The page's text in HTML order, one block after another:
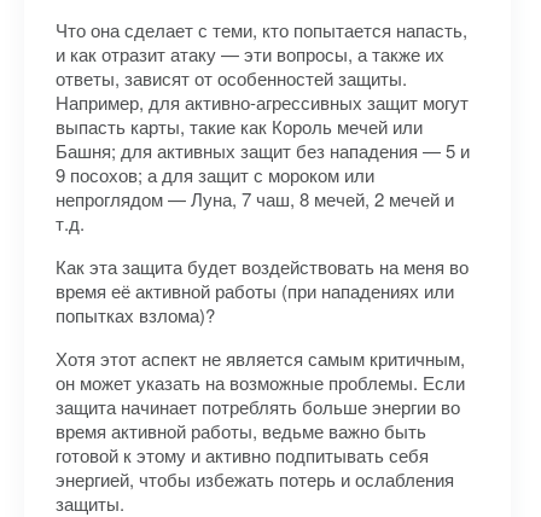
Что она сделает с теми, кто попытается напасть,
и как отразит атаку — эти вопросы, а также их
ответы, зависят от особенностей защиты.
Например, для активно-агрессивных защит могут
выпасть карты, такие как Король мечей или
Башня; для активных защит без нападения — 5 и
9 посохов; а для защит с мороком или
непроглядом — Луна, 7 чаш, 8 мечей, 2 мечей и
т.д.
Как эта защита будет воздействовать на меня во
время её активной работы (при нападениях или
попытках взлома)?
Хотя этот аспект не является самым критичным,
он может указать на возможные проблемы. Если
защита начинает потреблять больше энергии во
время активной работы, ведьме важно быть
готовой к этому и активно подпитывать себя
энергией, чтобы избежать потерь и ослабления
защиты.